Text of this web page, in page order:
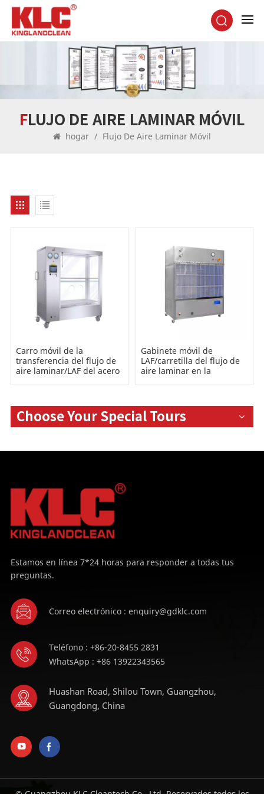
FLUJO DE AIRE LAMINAR MÓVIL
hogar / Flujo De Aire Laminar Móvil
Carro móvil de la
transferencia del flujo de
aire laminar/LAF del acero
Gabinete móvil de
LAF/carretilla del flujo de
aire laminar en la
Choose Your Special Tours
Estamos en línea 7*24 horas para responder a todas tus
preguntas.
Correo electrónico : enquiry@gdklc.com
Teléfono : +86-20-8455 2831
WhatsApp : +86 13922343565
Huashan Road, Shilou Town, Guangzhou,
Guangdong, China